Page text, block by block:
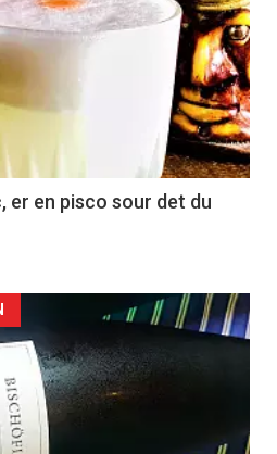
er en pisco sour det du